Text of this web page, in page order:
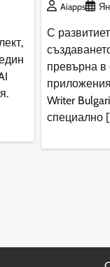
Aiapps
С
превърна
Writer
специално